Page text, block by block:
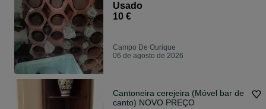
Usado
10 €
Campo De Ourique
06 de agosto de 2026
Cantoneira cerejeira (Móvel bar de
canto) NOVO PREÇO